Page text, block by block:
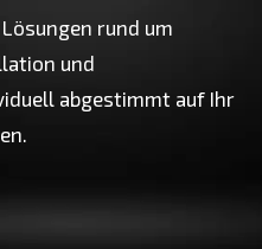
rund um
und
abgestimmt auf Ihr